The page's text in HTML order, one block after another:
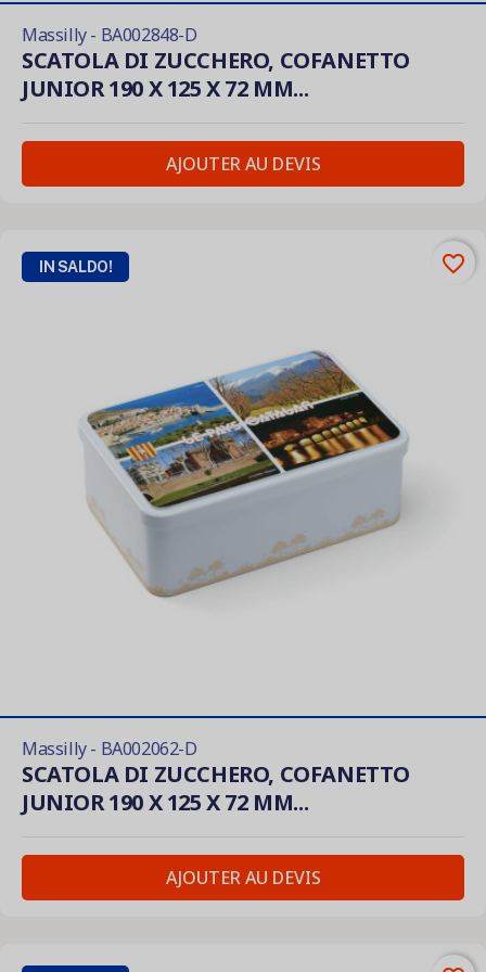
Massilly - BA002848-D
SCATOLA DI ZUCCHERO, COFANETTO
JUNIOR 190 X 125 X 72 MM...
AJOUTER AU DEVIS
Massilly - BA002062-D
SCATOLA DI ZUCCHERO, COFANETTO
JUNIOR 190 X 125 X 72 MM...
AJOUTER AU DEVIS
IN SALDO! favorite_border